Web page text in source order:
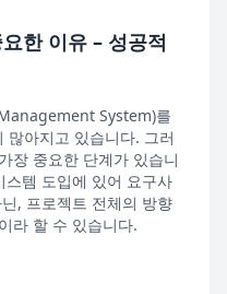
한 이유 – 성공적
System)를
많아지고 있습니다. 그러
장 중요한 단계가 있습니
템 도입에 있어 요구사
, 프로젝트 전체의 방향
라 할 수 있습니다.